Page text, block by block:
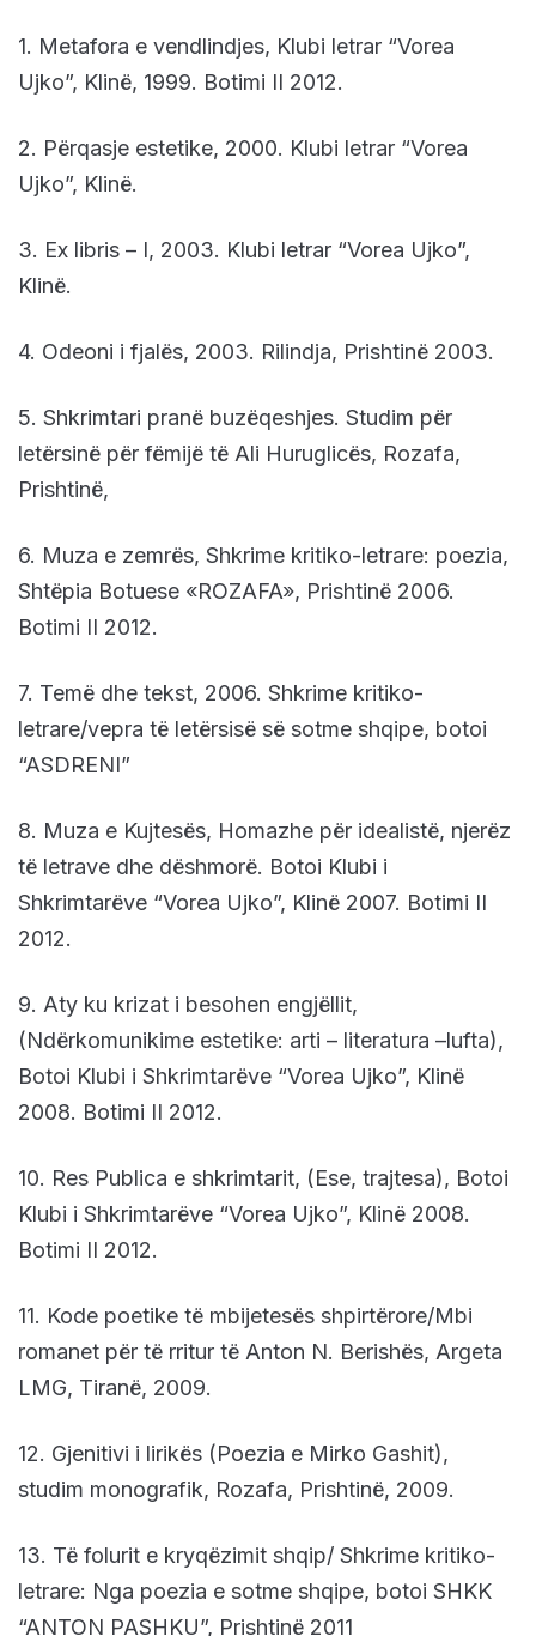
1. Metafora e vendlindjes, Klubi letrar “Vorea
Ujko”, Klinë, 1999. Botimi II 2012.
2. Përqasje estetike, 2000. Klubi letrar “Vorea
Ujko”, Klinë.
3. Ex libris – I, 2003. Klubi letrar “Vorea Ujko”,
Klinë.
4. Odeoni i fjalës, 2003. Rilindja, Prishtinë 2003.
5. Shkrimtari pranë buzëqeshjes. Studim për
letërsinë për fëmijë të Ali Huruglicës, Rozafa,
Prishtinë,
6. Muza e zemrës, Shkrime kritiko-letrare: poezia,
Shtëpia Botuese «ROZAFA», Prishtinë 2006.
Botimi II 2012.
7. Temë dhe tekst, 2006. Shkrime kritiko-
letrare/vepra të letërsisë së sotme shqipe, botoi
“ASDRENI”
8. Muza e Kujtesës, Homazhe për idealistë, njerëz
të letrave dhe dëshmorë. Botoi Klubi i
Shkrimtarëve “Vorea Ujko”, Klinë 2007. Botimi II
2012.
9. Aty ku krizat i besohen engjëllit,
(Ndërkomunikime estetike: arti – literatura –lufta),
Botoi Klubi i Shkrimtarëve “Vorea Ujko”, Klinë
2008. Botimi II 2012.
10. Res Publica e shkrimtarit, (Ese, trajtesa), Botoi
Klubi i Shkrimtarëve “Vorea Ujko”, Klinë 2008.
Botimi II 2012.
11. Kode poetike të mbijetesës shpirtërore/Mbi
romanet për të rritur të Anton N. Berishës, Argeta
LMG, Tiranë, 2009.
12. Gjenitivi i lirikës (Poezia e Mirko Gashit),
studim monografik, Rozafa, Prishtinë, 2009.
13. Të folurit e kryqëzimit shqip/ Shkrime kritiko-
letrare: Nga poezia e sotme shqipe, botoi SHKK
“ANTON PASHKU”, Prishtinë 2011